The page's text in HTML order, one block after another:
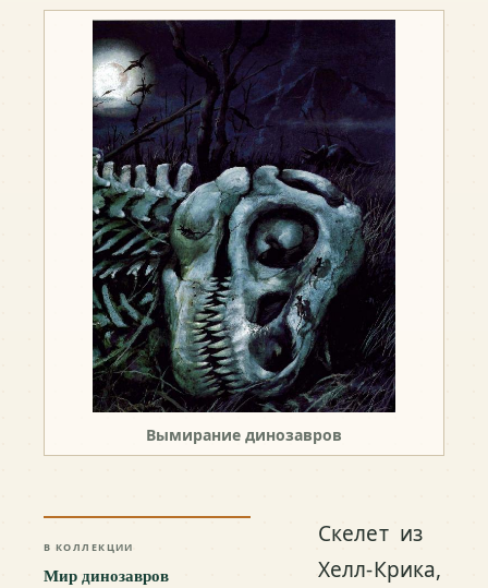
Вымирание динозавров
В КОЛЛЕКЦИИ
Мир динозавров
Скелет из
Хелл-Крика,